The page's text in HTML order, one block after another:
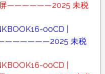
屏——————2025 未税
00CD |
———————2025 未税
00CD |